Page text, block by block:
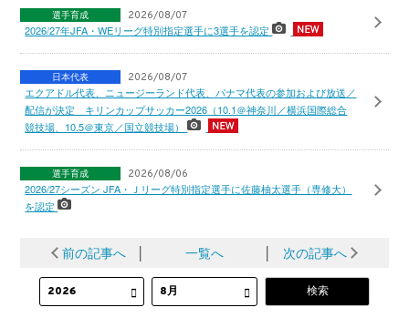
選手育成 2026/08/07
2026/27年JFA・WEリーグ特別指定選手に3選手を認定
日本代表 2026/08/07
エクアドル代表、ニュージーランド代表、パナマ代表の参加および放送／
配信が決定 キリンカップサッカー2026（10.1＠神奈川／横浜国際総合
競技場、10.5＠東京／国立競技場）
選手育成 2026/08/06
2026/27シーズン JFA・Ｊリーグ特別指定選手に佐藤柚太選手（専修大）
を認定
前の記事へ │ 一覧へ │ 次の記事へ